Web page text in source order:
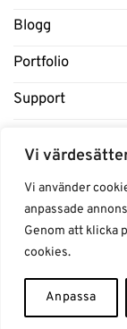
Vi
Vi använder
anpassade
Genom att klicka
cookies.
Anpassa
Blogg
Portfolio
Support